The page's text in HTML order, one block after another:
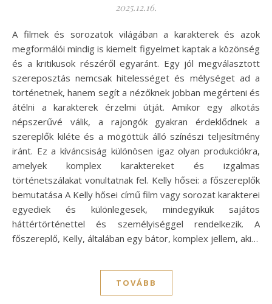
2025.12.16.
A filmek és sorozatok világában a karakterek és azok
megformálói mindig is kiemelt figyelmet kaptak a közönség
és a kritikusok részéről egyaránt. Egy jól megválasztott
szereposztás nemcsak hitelességet és mélységet ad a
történetnek, hanem segít a nézőknek jobban megérteni és
átélni a karakterek érzelmi útját. Amikor egy alkotás
népszerűvé válik, a rajongók gyakran érdeklődnek a
szereplők kiléte és a mögöttük álló színészi teljesítmény
iránt. Ez a kíváncsiság különösen igaz olyan produkciókra,
amelyek komplex karaktereket és izgalmas
történetszálakat vonultatnak fel. Kelly hősei: a főszereplők
bemutatása A Kelly hősei című film vagy sorozat karakterei
egyediek és különlegesek, mindegyikük sajátos
háttértörténettel és személyiséggel rendelkezik. A
főszereplő, Kelly, általában egy bátor, komplex jellem, aki…
TOVÁBB